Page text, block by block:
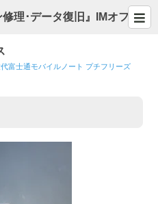
理･データ復旧』IMオフ
富士通モバイルノート プチフリーズ